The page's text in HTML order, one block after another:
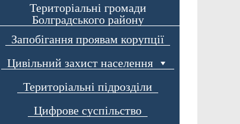
Територіальні громади
Болградського району
Запобігання проявам корупції
Цивільний захист населення
Територіальні підрозділи
Цифрове суспільство